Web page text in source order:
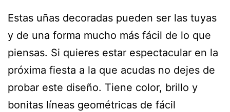
Estas uñas decoradas pueden ser las tuyas
y de una forma mucho más fácil de lo que
piensas. Si quieres estar espectacular en la
próxima fiesta a la que acudas no dejes de
probar este diseño. Tiene color, brillo y
bonitas líneas geométricas de fácil